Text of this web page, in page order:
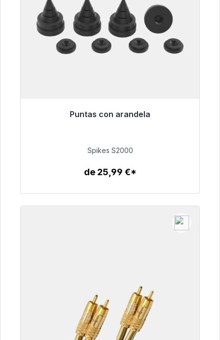
Puntas con arandela
Listo para envío inmediato, plazo de entrega
51,49 €
Spikes S2000
de 25,99 €*